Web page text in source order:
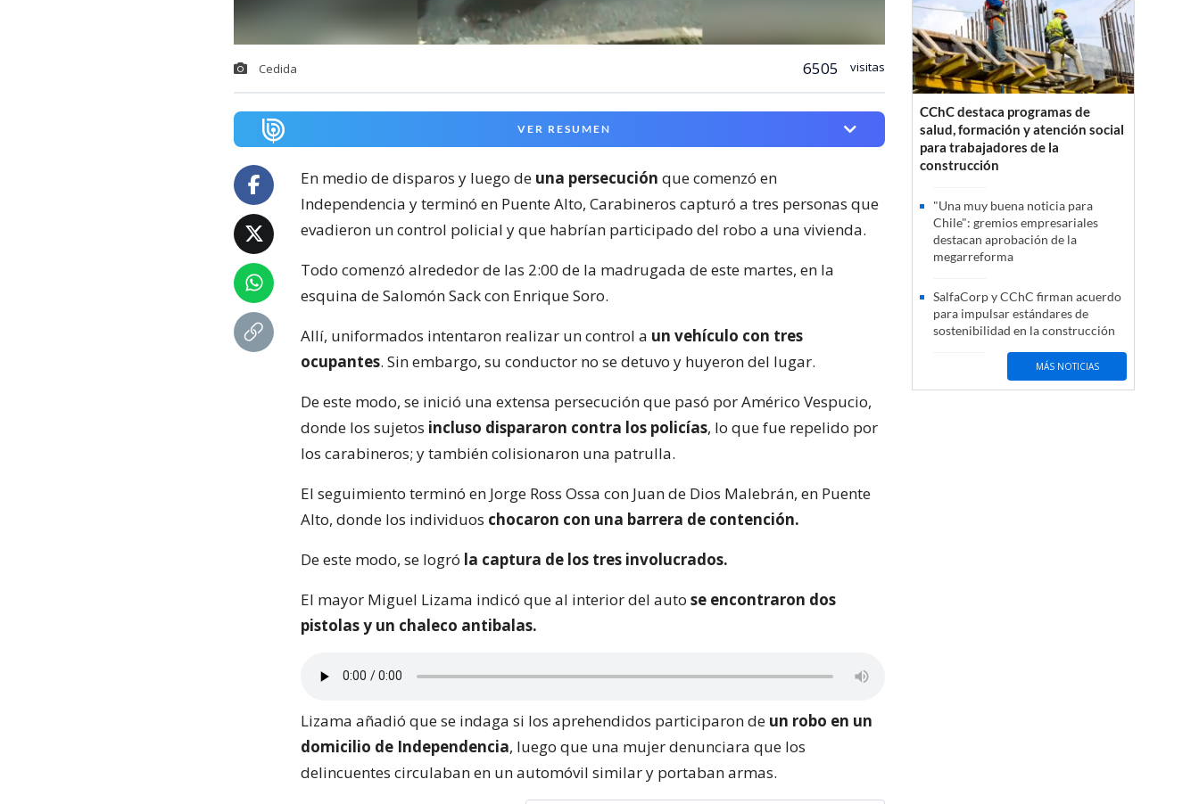
Cedida 6505 visitas
VER RESUMEN
En medio de disparos y luego de una persecución que comenzó en
Independencia y terminó en Puente Alto, Carabineros capturó a tres personas que
evadieron un control policial y que habrían participado del robo a una vivienda.
Todo comenzó alrededor de las 2:00 de la madrugada de este martes, en la
esquina de Salomón Sack con Enrique Soro.
Allí, uniformados intentaron realizar un control a un vehículo con tres
ocupantes. Sin embargo, su conductor no se detuvo y huyeron del lugar.
De este modo, se inició una extensa persecución que pasó por Américo Vespucio,
donde los sujetos incluso dispararon contra los policías, lo que fue repelido por
los carabineros; y también colisionaron una patrulla.
El seguimiento terminó en Jorge Ross Ossa con Juan de Dios Malebrán, en Puente
Alto, donde los individuos chocaron con una barrera de contención.
De este modo, se logró la captura de los tres involucrados.
El mayor Miguel Lizama indicó que al interior del auto se encontraron dos
pistolas y un chaleco antibalas.
Lizama añadió que se indaga si los aprehendidos participaron de un robo en un
domicilio de Independencia, luego que una mujer denunciara que los
delincuentes circulaban en un automóvil similar y portaban armas.
CChC destaca programas de
salud, formación y atención social
para trabajadores de la
construcción
"Una muy buena noticia para
Chile": gremios empresariales
destacan aprobación de la
megarreforma
SalfaCorp y CChC firman acuerdo
para impulsar estándares de
sostenibilidad en la construcción
MÁS NOTICIAS